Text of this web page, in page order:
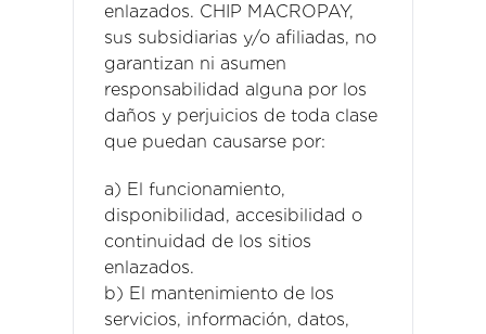
enlazados. CHIP MACROPAY,
sus subsidiarias y/o afiliadas, no
garantizan ni asumen
responsabilidad alguna por los
daños y perjuicios de toda clase
que puedan causarse por:
a) El funcionamiento,
disponibilidad, accesibilidad o
continuidad de los sitios
enlazados.
b) El mantenimiento de los
servicios, información, datos,